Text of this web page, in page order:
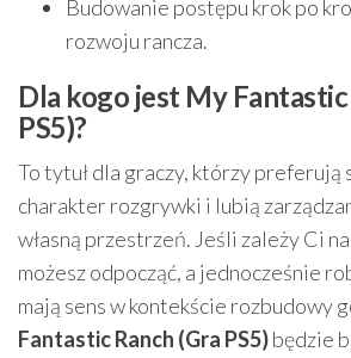
Budowanie postępu krok po
rozwoju rancza.
Dla kogo jest My Fantastic
PS5)?
To tytuł dla graczy, którzy preferują
charakter rozgrywki i lubią
własną przestrzeń. Jeśli zależy Ci
możesz odpocząć, a jednocześnie
mają sens w kontekście rozbudowy
Fantastic Ranch (Gra PS5)będzie